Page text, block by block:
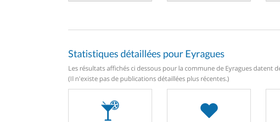
Statistiques détaillées pour Eyragues
Les résultats affichés ci dessous pour la commune de Eyragues datent
(Il n'existe pas de publications détaillées plus récentes.)